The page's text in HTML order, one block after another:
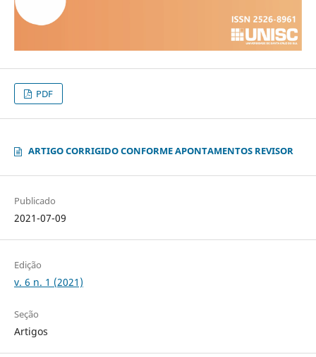
PDF
ARTIGO CORRIGIDO CONFORME APONTAMENTOS REVISOR
Publicado
2021-07-09
Edição
v. 6 n. 1 (2021)
Seção
Artigos